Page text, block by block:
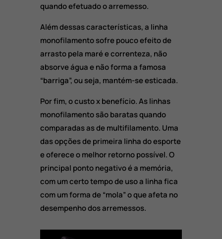
quando efetuado o arremesso.
Além dessas características, a linha
monofilamento sofre pouco efeito de
arrasto pela maré e correnteza, não
absorve água e não forma a famosa
“barriga”, ou seja, mantém-se esticada.
Por fim, o custo x benefício. As linhas
monofilamento são baratas quando
comparadas as de multifilamento. Uma
das opções de primeira linha do esporte
e oferece o melhor retorno possível. O
principal ponto negativo é a memória,
com um certo tempo de uso a linha fica
com um forma de “mola” o que afeta no
desempenho dos arremessos.